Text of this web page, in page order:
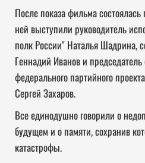
После показа фильма
ней выступили руководитель
полк России" Наталья Шадрина,
Геннадий Иванов и председатель
федерального партийного
Сергей Захаров.
Все единодушно говорили о
будущем и о памяти, сохранив
катастрофы.